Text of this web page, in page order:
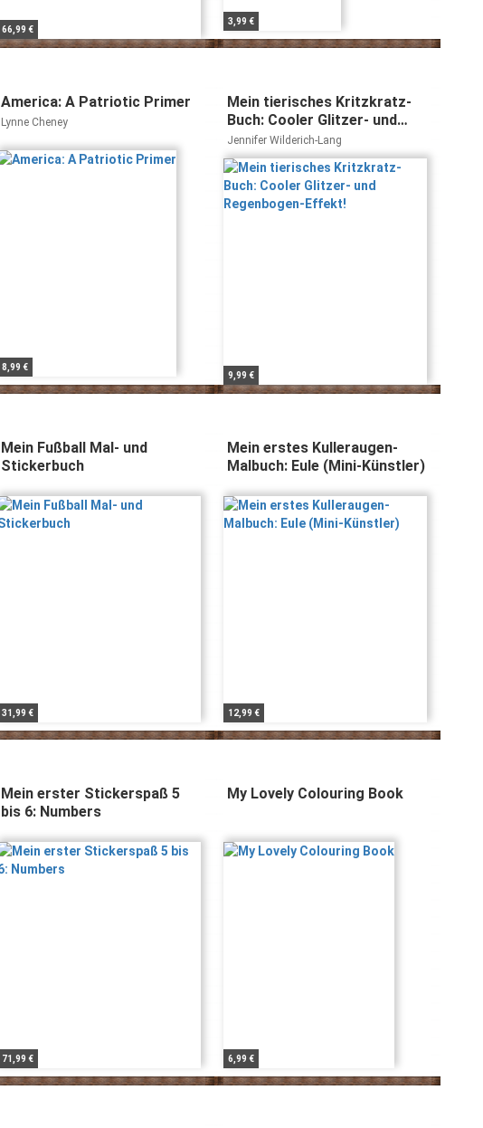
66,99 €
3,99 €
America: A Patriotic Primer
Lynne Cheney
8,99 €
Mein tierisches Kritzkratz-
Buch: Cooler Glitzer- und
Regenbogen-Effekt!
Jennifer Wilderich-Lang
9,99 €
Mein Fußball Mal- und
Stickerbuch
31,99 €
Mein erstes Kulleraugen-
Malbuch: Eule (Mini-Künstler)
12,99 €
Mein erster Stickerspaß 5
bis 6: Numbers
71,99 €
My Lovely Colouring Book
6,99 €